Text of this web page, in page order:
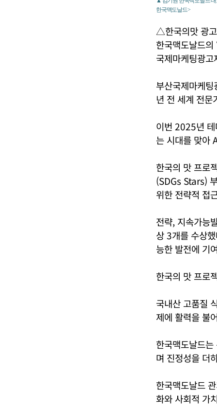
한국맥도날드>
△한국의맛 광
한국맥도날드
국제마케팅광
부산국제마케
년 전 세계 전문
이번 2025년
는 시대를 맞아
한국의 맛 프로
(SDGs Stars)
위한 전략적 접
전략, 지속가능
상 3개를 수상
능한 발전에 기
한국의 맛 프로
국내산 고품질
제에 활력을 불
한국맥도날드
며 진정성을 더
한국맥도날드
화와 사회적 가